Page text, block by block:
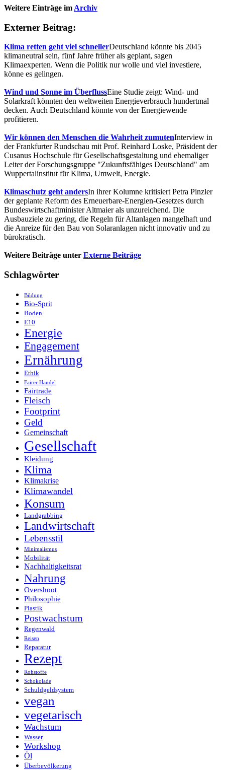
Weitere Einträge im Archiv
Externer Beitrag:
Klima retten geht viel schnellerDeutschland könnte bis 2045
klimaneutral sein, fünf Jahre früher als geplant, sagen
Klimaexperten. Wenn die Politik nur wolle und viel investiere,
könne es gelingen.
Wind und Sonne im ÜberflussEine Studie zeigt: Wind- und
Solarkraft könnten den weltweiten Energieverbrauch hundertmal
decken. Auch Deutschland könnte von der Energiewende
profitieren.
Wir können den Menschen die Wahrheit zumutenInterview in
der Frankfurter Rundschau mit Prof. Reinhard Loske, Präsident der
Cusanus Hochschule für Gesellschaftsgestaltung und ehemaliger
Leiter der Forschungsgruppe "Zukunftsfähiges Deutschland" am
Wuppertalinstitut für Klima, Umwelt, Energie.
Klimaschutz geht andersIn ihrer Kolumne kritisiert Petra Pinzler
der geplante Reform des Erneuerbare-Energien-Gesetzes durch
Bundeswirtschaftminister Altmaier als unzureichend. Die
Ausbauziele zu gering, die Regeln für Altanlagen mangelhaft und
die Anreize für den Bau von Solaranlagen nicht innovativ und zu
bürokratisch.
Weitere Beiträge unter Externe Beiträge
Schlagwörter
Bildung
Bio-Sprit
Boden
E10
Energie
Engagement
Ernährung
Ethik
Fairer Handel
Fairtrade
Fleisch
Footprint
Geld
Gemeinschaft
Gesellschaft
Kleidung
Klima
Klimakrise
Klimawandel
Konsum
Landgrabbing
Landwirtschaft
Lebensstil
Minimalismus
Mobilität
Nachhaltigkeitsrat
Nahrung
Overshoot
Philosophie
Plastik
Postwachstum
Regenwald
Reisen
Reparatur
Rezept
Rohstoffe
Schokolade
Schuldgeldsystem
vegan
vegetarisch
Wachstum
Wasser
Workshop
Öl
Überbevölkerung